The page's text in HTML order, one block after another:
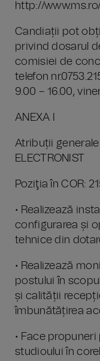
http://
Candiații pot
privind dosarul
comisiei de
telefon
9.00 – 16.00,
ANEXA I
Atribuții generale
ELECTRONIST
Poziţia în COR:
• Realizează
configurarea și
tehnice din
• Realizează
postului în
și calității
îmbunătățirea
• Face
studioului în